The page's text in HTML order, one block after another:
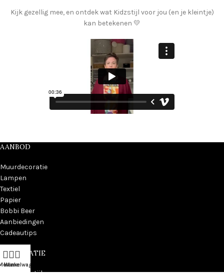
Kijk gezellig mee, en ontdek wat Kidzstijl voor jou (en je kleintje)
kan betekenen 💛
AANBOD
Muurdecoratie
Lampen
Textiel
Papier
Bobbi Beer
Aanbiedingen
Cadeautips
INFORMATIE
Over Kidzstijl
Home
Winkelwagen